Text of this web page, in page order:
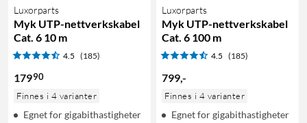
Luxorparts
Myk UTP-nettverkskabel
Cat. 6 10 m
4.5 (185)
17990
Finnes i 4 varianter
Egnet for gigabithastigheter
Luxorparts
Myk UTP-nettverkskabel
Cat. 6 100 m
4.5 (185)
799,-
Finnes i 4 varianter
Egnet for gigabithastigheter